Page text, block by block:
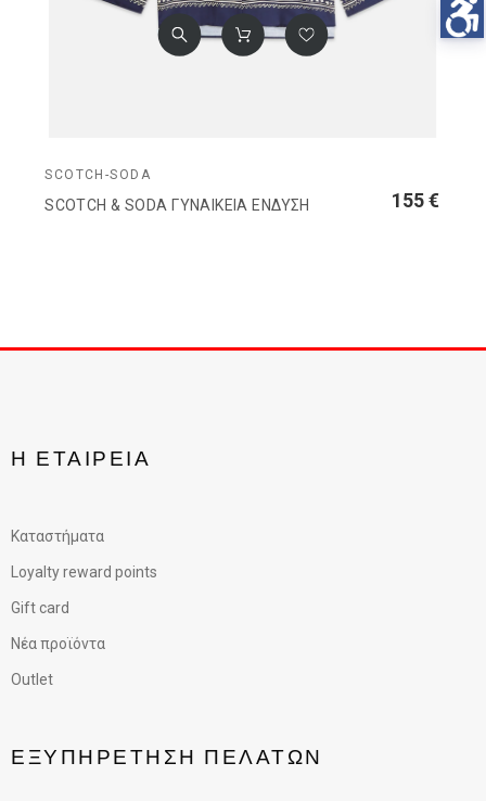
SCOTCH-SODA
SCOTCH & SODA ΓΥΝΑΙΚΕΙΑ ΕΝΔΥΣΗ 155 €
Η ΕΤΑΙΡΕΊΑ
Καταστήματα
Loyalty reward points
Gift card
Νέα προϊόντα
Outlet
ΕΞΥΠΗΡΈΤΗΣΗ ΠΕΛΑΤΏΝ